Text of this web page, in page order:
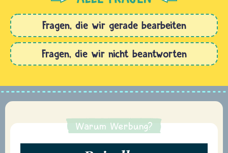
Fragen, die wir gerade bearbeiten
Fragen, die wir nicht beantworten
Warum Werbung?